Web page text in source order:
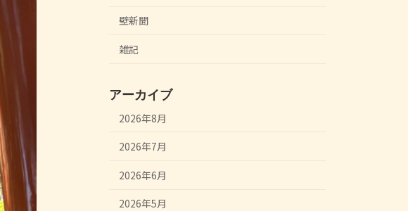
壁新聞
雑記
アーカイブ
2026年8月
2026年7月
2026年6月
2026年5月